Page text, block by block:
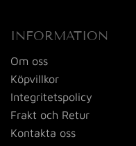
INFORMATION
Om oss
Köpvillkor
Integritetspolicy
Frakt och Retur
Kontakta oss